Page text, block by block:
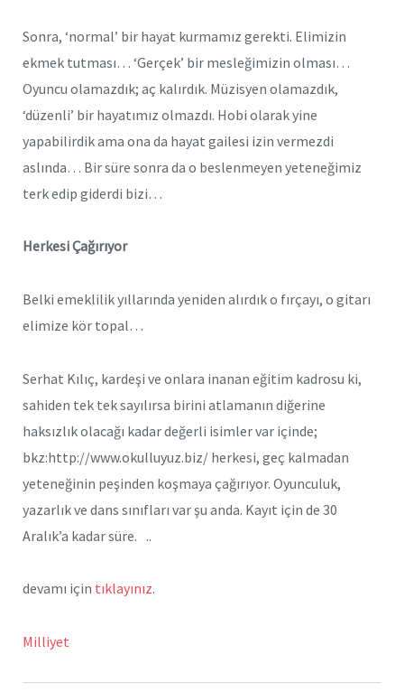
Sonra, ‘normal’ bir hayat kurmamız gerekti. Elimizin
ekmek tutması… ‘Gerçek’ bir mesleğimizin olması…
Oyuncu olamazdık; aç kalırdık. Müzisyen olamazdık,
‘düzenli’ bir hayatımız olmazdı. Hobi olarak yine
yapabilirdik ama ona da hayat gailesi izin vermezdi
aslında… Bir süre sonra da o beslenmeyen yeteneğimiz
terk edip giderdi bizi…
Herkesi Çağırıyor
Belki emeklilik yıllarında yeniden alırdık o fırçayı, o gitarı
elimize kör topal…
Serhat Kılıç, kardeşi ve onlara inanan eğitim kadrosu ki,
sahiden tek tek sayılırsa birini atlamanın diğerine
haksızlık olacağı kadar değerli isimler var içinde;
bkz:http://www.okulluyuz.biz/ herkesi, geç kalmadan
yeteneğinin peşinden koşmaya çağırıyor. Oyunculuk,
yazarlık ve dans sınıfları var şu anda. Kayıt için de 30
Aralık’a kadar süre. ..
devamı için tıklayınız.
Milliyet